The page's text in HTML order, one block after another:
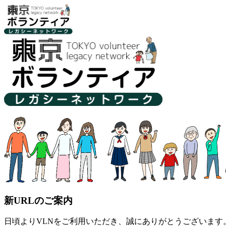
新URLのご案内
日頃よりVLNをご利用いただき、誠にありがとうございます